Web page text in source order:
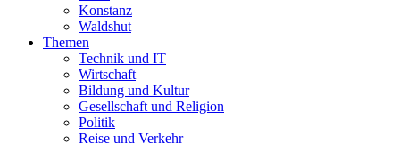
Konstanz
Waldshut
Themen
Technik und IT
Wirtschaft
Bildung und Kultur
Gesellschaft und Religion
Politik
Reise und Verkehr